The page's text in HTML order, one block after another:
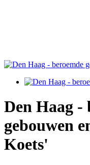
Den Haag -
gebouwen
Koets'